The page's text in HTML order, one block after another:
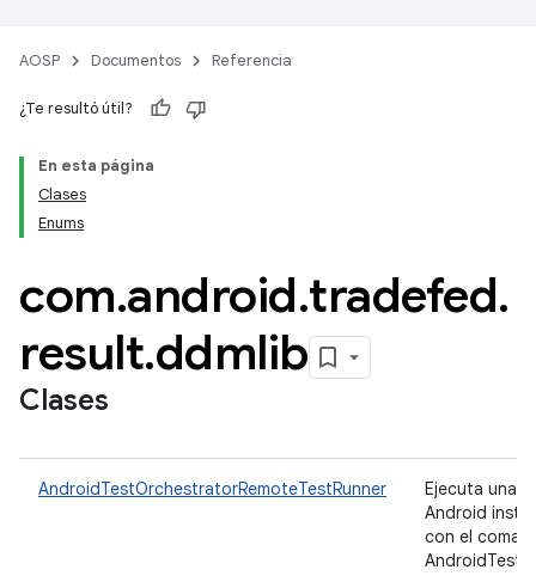
AOSP Documentos Referencia
¿Te resultó útil?
En esta página
Clases
Enums
com.android.tradefed.
result.ddmlib
Clases
AndroidTestOrchestratorRemoteTestRunner
Ejecuta una
Android
con el